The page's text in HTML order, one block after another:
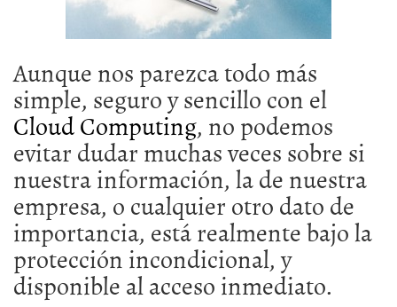
Aunque nos parezca todo más
simple, seguro y sencillo con el
Cloud Computing, no podemos
evitar dudar muchas veces sobre si
nuestra información, la de nuestra
empresa, o cualquier otro dato de
importancia, está realmente bajo la
protección incondicional, y
disponible al acceso inmediato.